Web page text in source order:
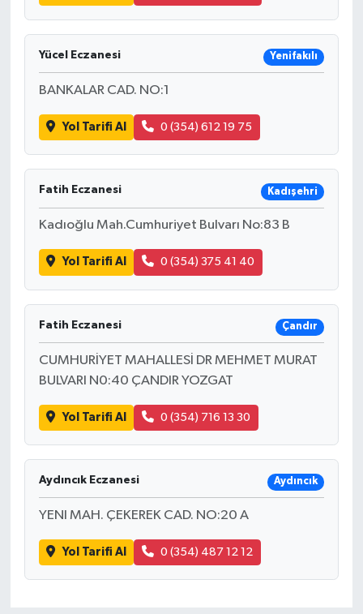
Yücel Eczanesi Yenifakılı
BANKALAR CAD. NO:1
Yol Tarifi Al 0 (354) 612 19 75
Fatih Eczanesi Kadışehri
Kadıoğlu Mah.Cumhuriyet Bulvarı No:83 B
Yol Tarifi Al 0 (354) 375 41 40
Fatih Eczanesi Çandır
CUMHURİYET MAHALLESİ DR MEHMET MURAT
BULVARI N0:40 ÇANDIR YOZGAT
Yol Tarifi Al 0 (354) 716 13 30
Aydıncık Eczanesi Aydıncık
YENI MAH. ÇEKEREK CAD. NO:20 A
Yol Tarifi Al 0 (354) 487 12 12